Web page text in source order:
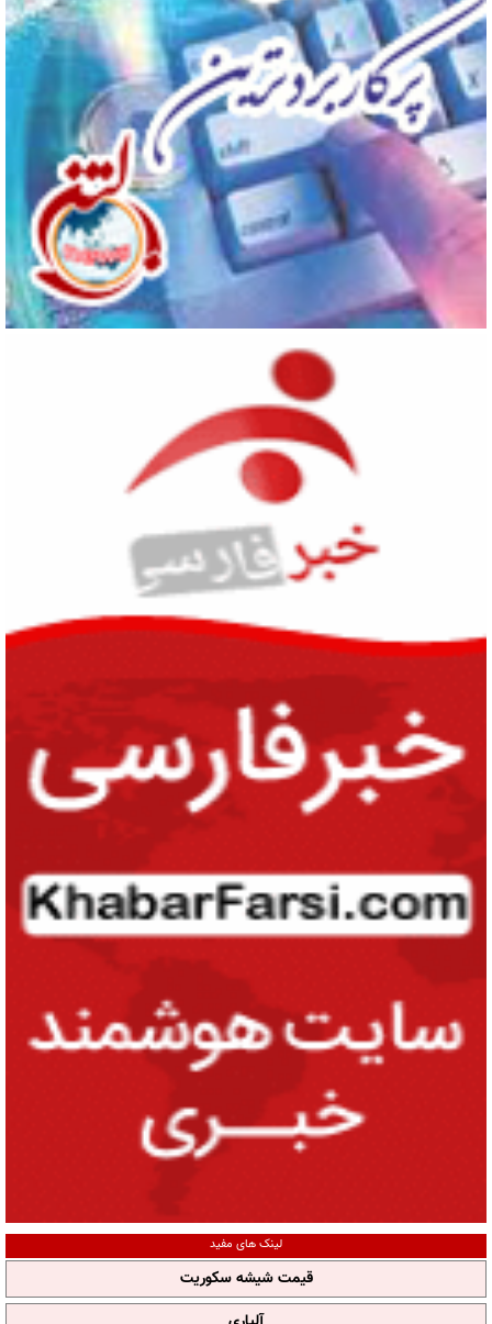
لینک های مفید
قیمت شیشه سکوریت